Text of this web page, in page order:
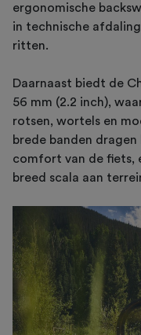
ergonomische
in technische
ritten.
Daarnaast biedt de
56 mm (2.2 inch),
rotsen, wortels en
brede banden
comfort van de fiets,
breed scala aan